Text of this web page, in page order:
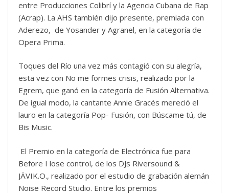
entre Producciones Colibrí y la Agencia Cubana de Rap
(Acrap). La AHS también dijo presente, premiada con
Aderezo, de Yosander y Agranel, en la categoría de
Opera Prima.
Toques del Río una vez más contagió con su alegría,
esta vez con No me formes crisis, realizado por la
Egrem, que ganó en la categoría de Fusión Alternativa.
De igual modo, la cantante Annie Gracés mereció el
lauro en la categoría Pop- Fusión, con Búscame tú, de
Bis Music.
El Premio en la categoría de Electrónica fue para
Before I lose control, de los DJs Riversound &
JÄVIK.O., realizado por el estudio de grabación alemán
Noise Record Studio. Entre los premios